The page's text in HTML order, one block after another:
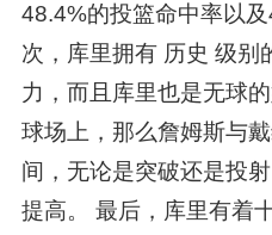
48.4%的投篮命中率以
次，库里拥有 历史 级别
力，而且库里也是无球
球场上，那么詹姆斯与
间，无论是突破还是投
提高。 最后，库里有着